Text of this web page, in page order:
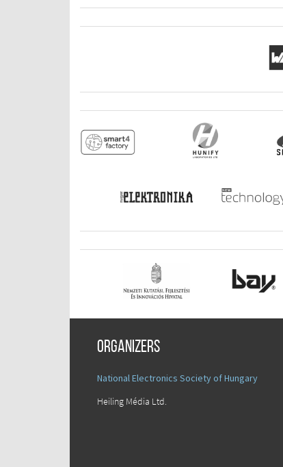
Organizers
National Electronics Society of Hungary
Heiling Média Ltd.